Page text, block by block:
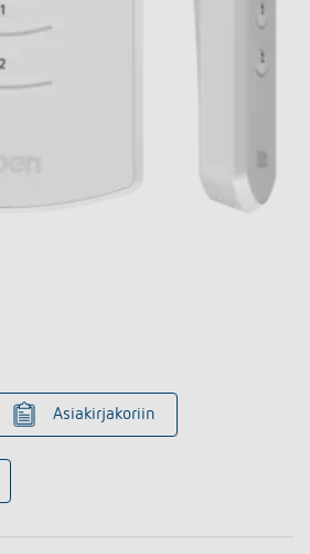
Asiakirjakoriin